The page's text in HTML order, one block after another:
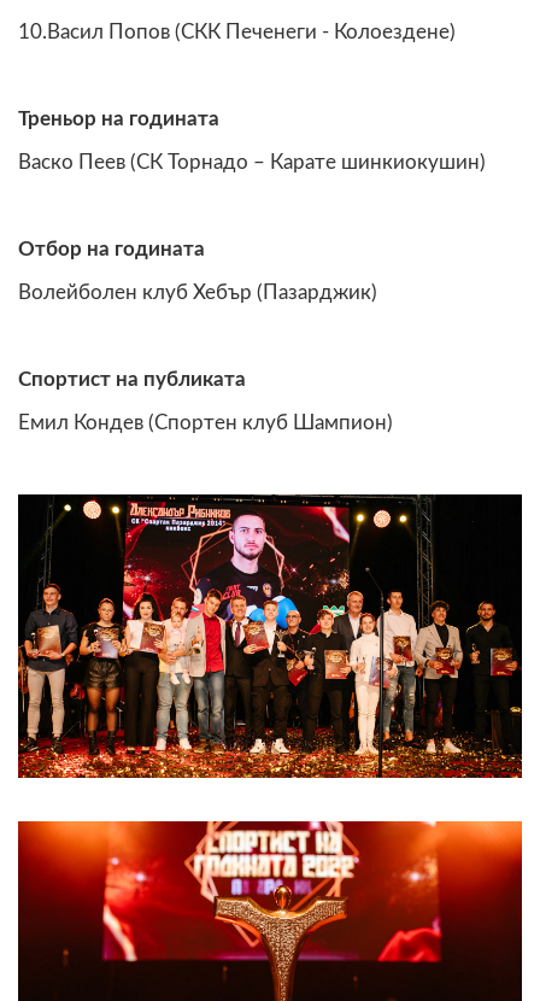
10.Васил Попов (СКК Печенеги - Колоездене)
Треньор на годината
Васко Пеев (СК Торнадо – Карате шинкиокушин)
Отбор на годината
Волейболен клуб Хебър (Пазарджик)
Спортист на публиката
Емил Кондев (Спортен клуб Шампион)